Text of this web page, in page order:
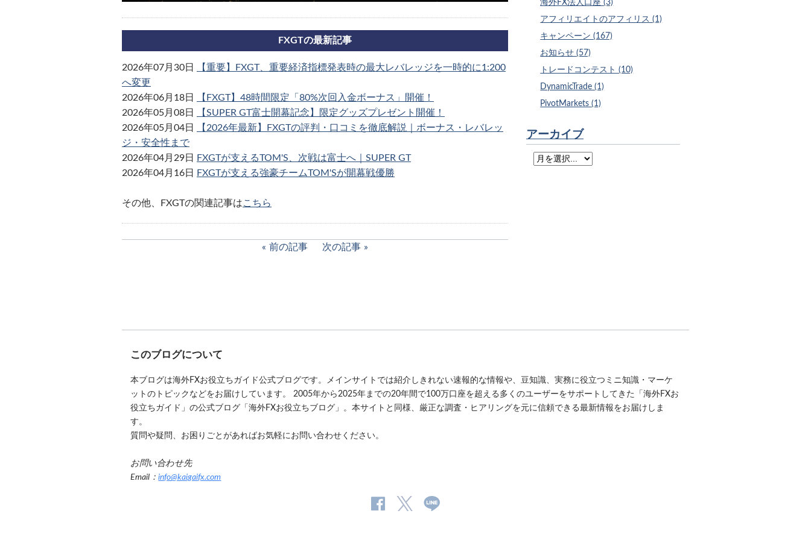
FXGTの最新記事
2026年07月30日
【重要】FXGT、重要経済指標発表時の最大レバレッジを一時的に1:200
へ変更
2026年06月18日
【FXGT】48時間限定「80%次回入金ボーナス」開催！
2026年05月08日
【SUPER GT富士開幕記念】限定グッズプレゼント開催！
2026年05月04日
【2026年最新】FXGTの評判・口コミを徹底解説｜ボーナス・レバレッ
ジ・安全性まで
2026年04月29日
FXGTが支えるTOM'S、次戦は富士へ｜SUPER GT
2026年04月16日
FXGTが支える強豪チームTOM'Sが開幕戦優勝
その他、FXGTの関連記事はこちら
前の記事 次の記事
海外FX法人口座 (3)
アフィリエイトのアフィリス (1)
キャンペーン (167)
お知らせ (57)
トレードコンテスト (10)
DynamicTrade (1)
PivotMarkets (1)
アーカイブ
このブログについて
本ブログは海外FXお役立ちガイド公式ブログです。メインサイトでは紹介しきれない速報的な情報や、豆知識、実務に役立つミニ知識・マーケ
ットのトピックなどをお届けしています。 2005年から2025年までの20年間で100万口座を超える多くのユーザーをサポートしてきた「海外FXお
役立ちガイド」の公式ブログ「海外FXお役立ちブログ」。本サイトと同様、厳正な調査・ヒアリングを元に信頼できる最新情報をお届けしま
す。
質問や疑問、お困りごとがあればお気軽にお問い合わせください。
お問い合わせ先
Email：info@kaigaifx.com